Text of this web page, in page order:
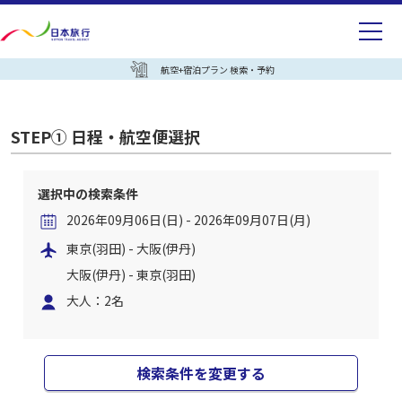
航空+宿泊プラン 検索・予約
STEP① 日程・航空便選択
選択中の検索条件
2026年09月06日(日) - 2026年09月07日(月)
東京(羽田) - 大阪(伊丹)
大阪(伊丹) - 東京(羽田)
大人：2名
検索条件を変更する